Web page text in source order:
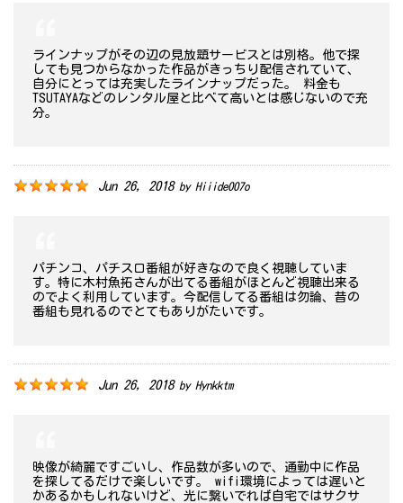
ラインナップがその辺の見放題サービスとは別格。他で探
しても見つからなかった作品がきっちり配信されていて、
自分にとっては充実したラインナップだった。 料金も
TSUTAYAなどのレンタル屋と比べて高いとは感じないので充
分。
Jun 26, 2018by Hiiide007o
パチンコ、パチスロ番組が好きなので良く視聴していま
す。特に木村魚拓さんが出てる番組がほとんど視聴出来る
のでよく利用しています。今配信してる番組は勿論、昔の
番組も見れるのでとてもありがたいです。
Jun 26, 2018by Hynkktm
映像が綺麗ですごいし、作品数が多いので、通勤中に作品
を探してるだけで楽しいです。 wifi環境によっては遅いと
かあるかもしれないけど、光に繋いでれば自宅ではサクサ